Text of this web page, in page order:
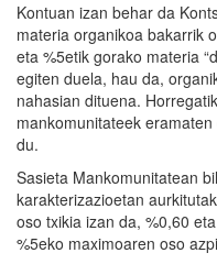
Kontuan izan behar da
materia organikoa bakarrik
eta %5etik gorako materia
egiten duela, hau da,
nahasian dituena.
mankomunitateek
du.
Sasieta Mankomunitatean
karakterizazioetan
oso txikia izan da, %0,60
%5eko maximoaren oso